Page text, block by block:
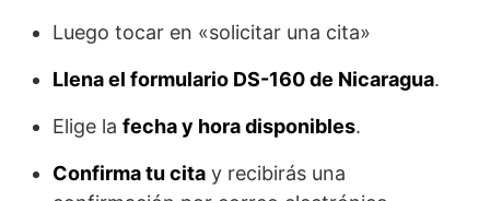
Luego tocar en «solicitar una cita»
Llena el formulario DS-160 de Nicaragua.
Elige la fecha y hora disponibles.
Confirma tu cita y recibirás una